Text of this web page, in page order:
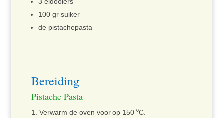
3 eidooiers
100 gr suiker
de pistachepasta
Bereiding
Pistache Pasta
Verwarm de oven voor op 150 ⁰C.